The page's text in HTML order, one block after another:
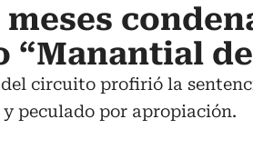
meses
“Manantial
circuito profirió la
peculado por apropiación.